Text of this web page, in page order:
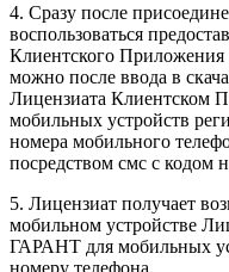
4. Сразу после
воспользоваться
Клиентского
можно после ввода в
Лицензиата Клиентском
мобильных устройств
номера мобильного
посредством смс с кодом
5. Лицензиат получает
мобильном устройстве
ГАРАНТ для мобильных
номеру телефона.